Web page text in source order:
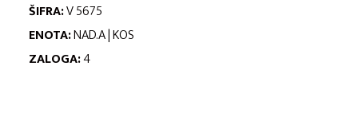
ŠIFRA:V 5675
ENOTA:NAD.A | KOS
ZALOGA:4